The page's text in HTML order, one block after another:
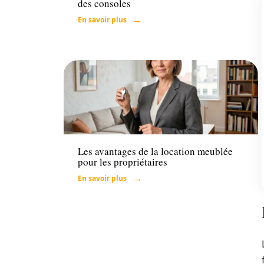
des consoles
En savoir plus
Immo
Les avantages de la location meublée
pour les propriétaires
En savoir plus